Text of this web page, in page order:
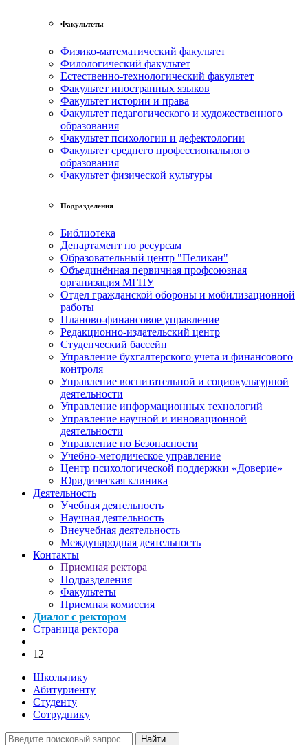
Факультеты
Физико-математический факультет
Филологический факультет
Естественно-технологический факультет
Факультет иностранных языков
Факультет истории и права
Факультет педагогического и художественного
образования
Факультет психологии и дефектологии
Факультет среднего профессионального
образования
Факультет физической культуры
Подразделения
Библиотека
Департамент по ресурсам
Образовательный центр "Пеликан"
Объединённая первичная профсоюзная
организация МГПУ
Отдел гражданской обороны и мобилизационной
работы
Планово-финансовое управление
Редакционно-издательский центр
Студенческий бассейн
Управление бухгалтерского учета и финансового
контроля
Управление воспитательной и социокультурной
деятельности
Управление информационных технологий
Управление научной и инновационной
деятельности
Управление по Безопасности
Учебно-методическое управление
Центр психологической поддержки «Доверие»
Юридическая клиника
Деятельность
Учебная деятельность
Научная деятельность
Внеучебная деятельность
Международная деятельность
Контакты
Приемная ректора
Подразделения
Факультеты
Приемная комиссия
Диалог с ректором
Страница ректора
12+
Школьнику
Абитуриенту
Студенту
Сотруднику
Найти...